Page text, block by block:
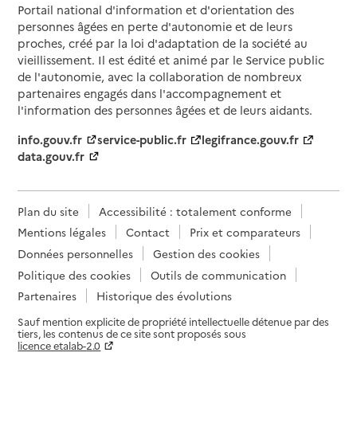
Portail national d'information et d'orientation des
personnes âgées en perte d'autonomie et de leurs
proches, créé par la loi d'adaptation de la société au
vieillissement. Il est édité et animé par le Service public
de l'autonomie, avec la collaboration de nombreux
partenaires engagés dans l'accompagnement et
l'information des personnes âgées et de leurs aidants.
info.gouv.fr
service-public.fr
legifrance.gouv.fr
data.gouv.fr
Plan du site
Accessibilité : totalement conforme
Mentions légales
Contact
Prix et comparateurs
Données personnelles
Gestion des cookies
Politique des cookies
Outils de communication
Partenaires
Historique des évolutions
Sauf mention explicite de propriété intellectuelle détenue par des
tiers, les contenus de ce site sont proposés sous
licence etalab-2.0